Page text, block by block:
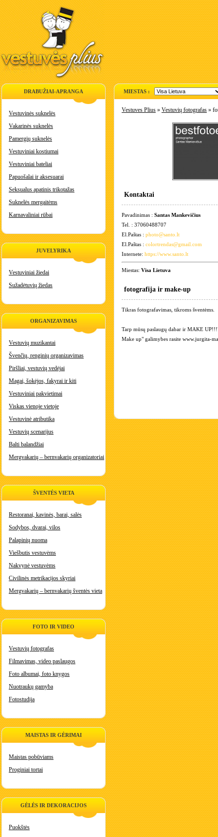
DRABUŽIAI-APRANGA
Vestuvinės suknelės
Vakarinės suknelės
Pamergių suknelės
Vestuviniai kostiumai
Vestuviniai bateliai
Papuošalai ir aksesuarai
Seksualus apatinis trikotažas
Suknelės mergaitėms
Karnavaliniai rūbai
JUVELYRIKA
Vestuviniai žiedai
Sužadėtuvių žiedas
ORGANIZAVIMAS
Vestuvių muzikantai
Švenčių, renginių organizavimas
Piršliai, vestuvių vedėjai
Magai, šokėjos, fakyrai ir kiti
Vestuviniai pakvietimai
Viskas vienoje vietoje
Vestuvinė atributika
Vestuvių scenarijus
Balti balandžiai
Mergvakarių – bernvakarių organizatoriai
ŠVENTĖS VIETA
Restoranai, kavinės, barai, salės
Sodybos, dvarai, vilos
Palapinių nuoma
Viešbutis vestuvėms
Nakvynė vestuvėms
Civilinės metrikacijos skyriai
Mergvakarių – bernvakarių šventės vieta
FOTO IR VIDEO
Vestuvių fotografas
Filmavimas, video paslaugos
Foto albumai, foto knygos
Nuotraukų gamyba
Fotostudija
MAISTAS IR GĖRIMAI
Maistas pobūviams
Proginiai tortai
GĖLĖS IR DEKORACIJOS
Puokštės
MIESTAS :
Vestuves Plius » Vestuvių fotografas »
Kontaktai
Pavadinimas : Santas Mankevičius
Tel. : 37060488707
El.Paštas : photo@santo.lt
El.Paštas : colortrendas@gmail.com
Internete: https://www.santo.lt
Miestas: Visa Lietuva
fotografija ir make-up
Tikras fotografavimas, tikroms šventėms.
Tarp mūsų paslaugų dabar ir MAKE
Make up" galimybes rasite www.jurgita-